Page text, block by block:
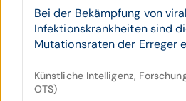
Bei der Bekämpfung von
Infektionskrankheiten sind
Mutationsraten der Erreger
Künstliche Intelligenz,
OTS)